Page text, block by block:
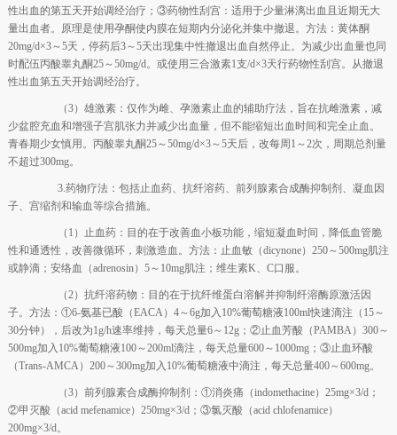
性出血的第五天开始调经治疗；③药物性刮宫：适用于少量淋漓出血且近期无大
量出血者。原理是使用孕酮使内膜在短期内分泌化并集中撤退。方法：黄体酮
20mg/d×3～5天，停药后3～5天出现集中性撤退出血自然停止。为减少出血量也同
时配伍丙酸睾丸酮25～50mg/d。或使用三合激素1支/d×3天行药物性刮宫。从撤退
性出血第五天开始调经治疗。
（3）雄激素：仅作为雌、孕激素止血的辅助疗法，旨在抗雌激素，减
少盆腔充血和增强子宫肌张力并减少出血量，但不能缩短出血时间和完全止血。
青春期少女慎用。丙酸睾丸酮25～50mg/d×3～5天后，改每周1～2次，周期总剂量
不超过300mg。
3.药物疗法：包括止血药、抗纤溶药、前列腺素合成酶抑制剂、凝血因
子、宫缩剂和输血等综合措施。
（1）止血药：目的在于改善血小板功能，缩短凝血时间，降低血管脆
性和通透性，改善微循环，刺激造血。方法：止血敏（dicynone）250～500mg肌注
或静滴；安络血（adrenosin）5～10mg肌注；维生素K、C口服。
（2）抗纤溶药物：目的在于抗纤维蛋白溶解并抑制纤溶酶原激活因
子。方法：①6-氨基已酸（EACA）4～6g加入10%葡萄糖液100ml快速滴注（15～
30分钟），后改为1g/h速率维持，每天总量6～12g；②止血芳酸（PAMBA）300～
500mg加入10%葡萄糖液100～200ml滴注，每天总量600～1000mg；③止血环酸
（Trans-AMCA）200～300mg加入10%葡萄糖液中滴注，每天总量400～600mg。
（3）前列腺素合成酶抑制剂：①消炎痛（indomethacine）25mg×3/d；
②甲灭酸（acid mefenamice）250mg×3/d；③氯灭酸（acid chlofenamice）
200mg×3/d。